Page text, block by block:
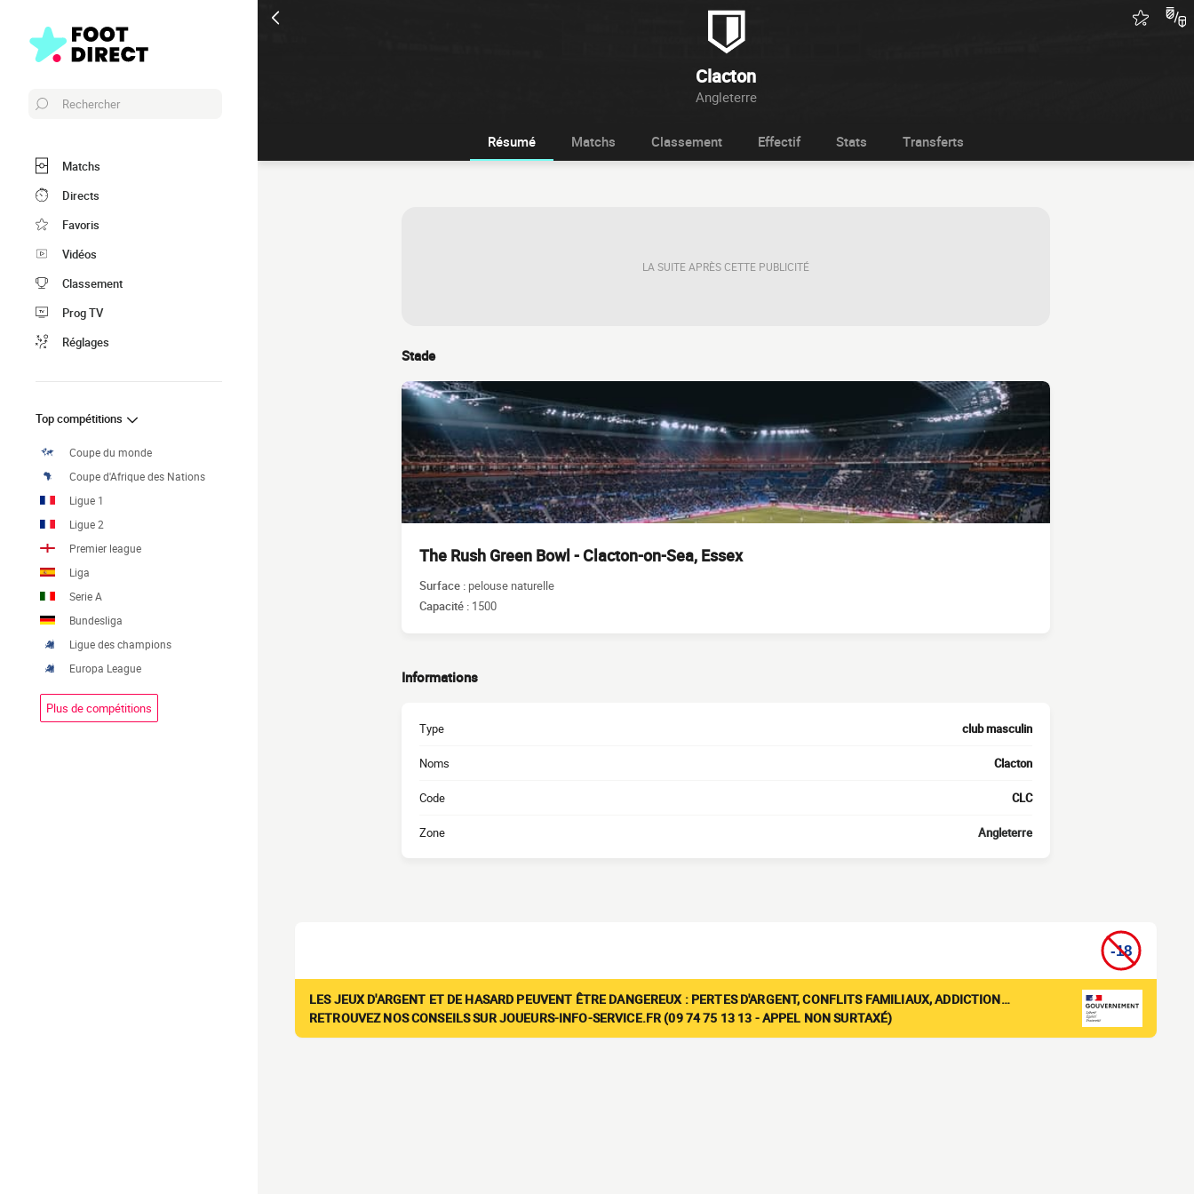
Clacton
Angleterre
Rechercher
Matchs
Directs
Favoris
Vidéos
Classement
Prog TV
Réglages
Top compétitions
Coupe du monde
Coupe d'Afrique des Nations
Ligue 1
Ligue 2
Premier league
Liga
Serie A
Bundesliga
Ligue des champions
Europa League
Plus de compétitions
Résumé Matchs Classement Effectif Stats Transferts
LA SUITE APRÈS CETTE PUBLICITÉ
Stade
The Rush Green Bowl - Clacton-on-Sea, Essex
Surface : pelouse naturelle
Capacité : 1500
Informations
Type club masculin
Noms Clacton
Code CLC
Zone Angleterre
LES JEUX D'ARGENT ET DE HASARD PEUVENT ÊTRE DANGEREUX : PERTES D'ARGENT, CONFLITS FAMILIAUX, ADDICTION…
RETROUVEZ NOS CONSEILS SUR JOUEURS-INFO-SERVICE.FR (09 74 75 13 13 - APPEL NON SURTAXÉ)